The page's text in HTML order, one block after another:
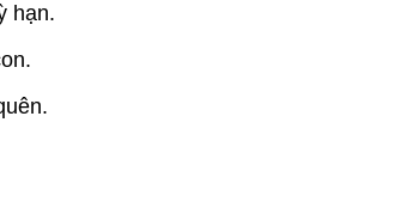
hạn.